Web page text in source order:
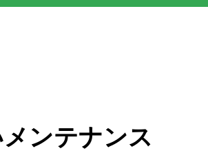
ンテナンス